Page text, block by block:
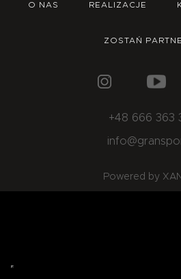
O NAS REALIZACJE
ZOSTAŃ
+48 666 363
Powered by